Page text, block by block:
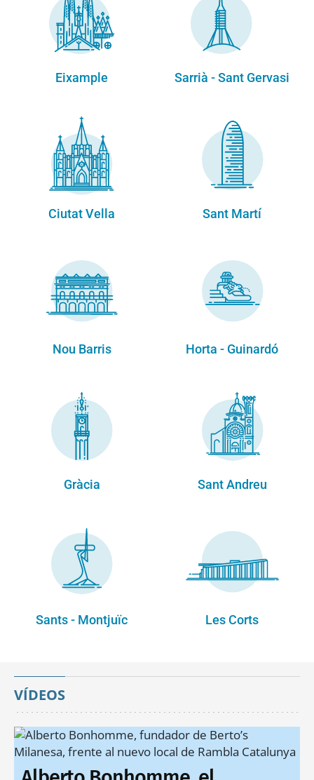
Eixample Sarrià - Sant Gervasi
Ciutat Vella Sant Martí
Nou Barris Horta - Guinardó
Gràcia Sant Andreu
Sants - Montjuïc Les Corts
VÍDEOS